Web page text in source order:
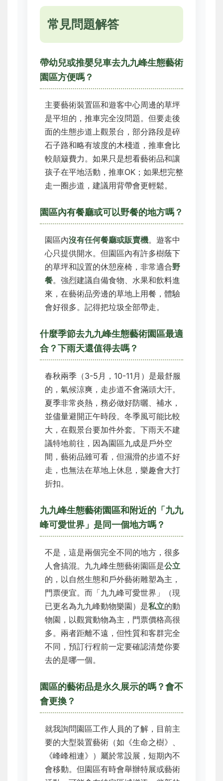
常見問題解答
帶幼兒或推嬰兒車去九九峰生態藝術
園區方便嗎？
主要藝術裝置區和遊客中心周邊的草坪
是平坦的，推車完全沒問題。但要走後
面的生態步道上觀景台，部分路段是碎
石子路和略有坡度的木棧道，推車會比
較顛簸費力。如果只是想看藝術品和讓
孩子在平地活動，推車OK；如果想完整
走一圈步道，建議用背帶會更輕鬆。
園區內有餐廳或可以野餐的地方嗎？
園區內沒有任何餐廳或販賣機。遊客中
心只提供開水。但園區內有許多樹蔭下
的草坪和設置的休憩座椅，非常適合野
餐。強烈建議自備食物、水果和飲料進
來，在藝術品旁邊的草地上用餐，體驗
會好很多。記得把垃圾全部帶走。
什麼季節去九九峰生態藝術園區最適
合？下雨天還值得去嗎？
春秋兩季（3-5月，10-11月）是最舒服
的，氣候涼爽，走步道不會滿頭大汗。
夏季非常炎熱，務必做好防曬、補水，
並儘量避開正午時段。冬季風可能比較
大，在觀景台要加件外套。下雨天不建
議特地前往，因為園區九成是戶外空
間，藝術品雖可看，但濕滑的步道不好
走，也無法在草地上休息，樂趣會大打
折扣。
九九峰生態藝術園區和附近的「九九
峰可愛世界」是同一個地方嗎？
不是，這是兩個完全不同的地方，很多
人會搞混。九九峰生態藝術園區是公立
的，以自然生態和戶外藝術雕塑為主，
門票便宜。而「九九峰可愛世界」（現
已更名為九九峰動物樂園）是私立的動
物園，以觀賞動物為主，門票價格高很
多。兩者距離不遠，但性質和客群完全
不同，預訂行程前一定要確認清楚你要
去的是哪一個。
園區的藝術品是永久展示的嗎？會不
會更換？
就我詢問園區工作人員的了解，目前主
要的大型裝置藝術（如《生命之樹》、
《峰峰相連》）屬於常設展，短期內不
會移動。但園區有時會舉辦特展或藝術